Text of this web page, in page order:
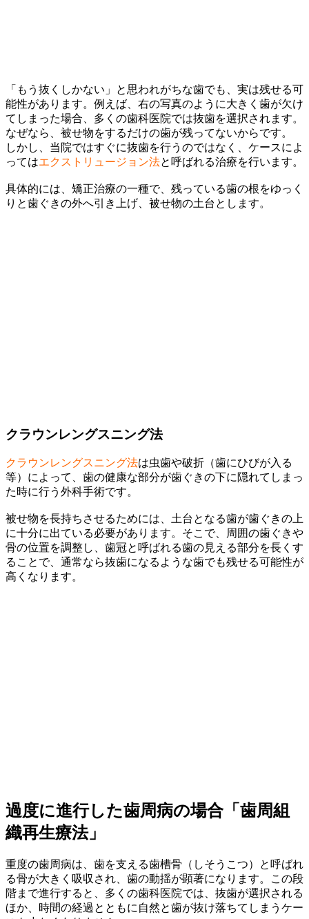
「もう抜くしかない」と思われがちな歯でも、実は残せる可
能性があります。例えば、右の写真のように大きく歯が欠け
てしまった場合、多くの歯科医院では抜歯を選択されます。
なぜなら、被せ物をするだけの歯が残ってないからです。
しかし、当院ではすぐに抜歯を行うのではなく、ケースによ
ってはエクストリュージョン法と呼ばれる治療を行います。
具体的には、矯正治療の一種で、残っている歯の根をゆっく
りと歯ぐきの外へ引き上げ、被せ物の土台とします。
クラウンレングスニング法
クラウンレングスニング法は虫歯や破折（歯にひびが入る
等）によって、歯の健康な部分が歯ぐきの下に隠れてしまっ
た時に行う外科手術です。
被せ物を長持ちさせるためには、土台となる歯が歯ぐきの上
に十分に出ている必要があります。そこで、周囲の歯ぐきや
骨の位置を調整し、歯冠と呼ばれる歯の見える部分を長くす
ることで、通常なら抜歯になるような歯でも残せる可能性が
高くなります。
過度に進行した歯周病の場合「歯周組
織再生療法」
重度の歯周病は、歯を支える歯槽骨（しそうこつ）と呼ばれ
る骨が大きく吸収され、歯の動揺が顕著になります。この段
階まで進行すると、多くの歯科医院では、抜歯が選択される
ほか、時間の経過とともに自然と歯が抜け落ちてしまうケー